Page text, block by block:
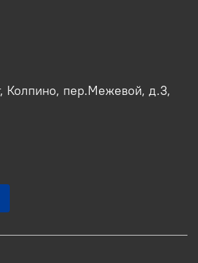
Колпино, пер.Межевой, д.3,